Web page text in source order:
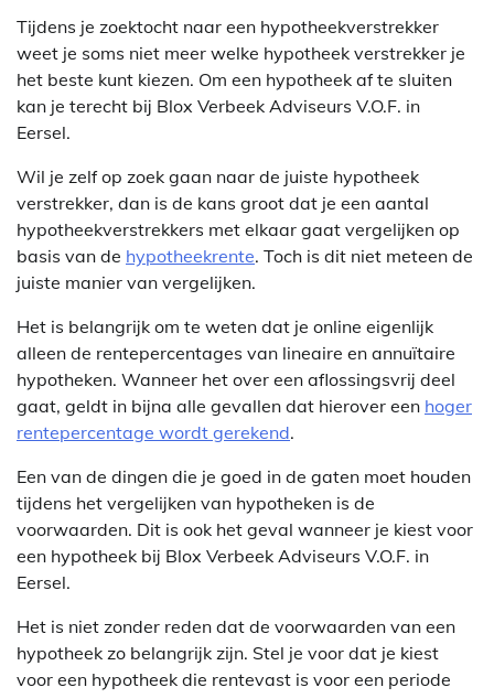
Tijdens je zoektocht naar een hypotheekverstrekker
weet je soms niet meer welke hypotheek verstrekker je
het beste kunt kiezen. Om een hypotheek af te sluiten
kan je terecht bij Blox Verbeek Adviseurs V.O.F. in
Eersel.
Wil je zelf op zoek gaan naar de juiste hypotheek
verstrekker, dan is de kans groot dat je een aantal
hypotheekverstrekkers met elkaar gaat vergelijken op
basis van de hypotheekrente. Toch is dit niet meteen de
juiste manier van vergelijken.
Het is belangrijk om te weten dat je online eigenlijk
alleen de rentepercentages van lineaire en annuïtaire
hypotheken. Wanneer het over een aflossingsvrij deel
gaat, geldt in bijna alle gevallen dat hierover een hoger
rentepercentage wordt gerekend.
Een van de dingen die je goed in de gaten moet houden
tijdens het vergelijken van hypotheken is de
voorwaarden. Dit is ook het geval wanneer je kiest voor
een hypotheek bij Blox Verbeek Adviseurs V.O.F. in
Eersel.
Het is niet zonder reden dat de voorwaarden van een
hypotheek zo belangrijk zijn. Stel je voor dat je kiest
voor een hypotheek die rentevast is voor een periode